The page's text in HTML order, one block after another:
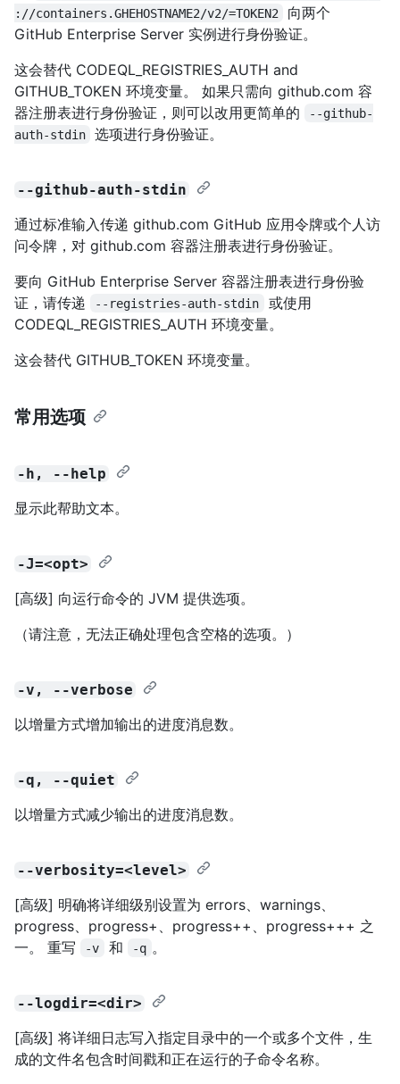
://containers.GHEHOSTNAME2/v2/=TOKEN2
向两个
GitHub Enterprise Server 实例进行身份验证。
这会替代 CODEQL_REGISTRIES_AUTH and
GITHUB_TOKEN 环境变量。 如果只需向 github.com 容
器注册表进行身份验证，则可以改用更简单的
--github-
auth-stdin
选项进行身份验证。
--github-auth-stdin
通过标准输入传递 github.com GitHub 应用令牌或个人访
问令牌，对 github.com 容器注册表进行身份验证。
要向 GitHub Enterprise Server 容器注册表进行身份验
证，请传递
--registries-auth-stdin
或使用
CODEQL_REGISTRIES_AUTH 环境变量。
这会替代 GITHUB_TOKEN 环境变量。
常用选项
-h, --help
显示此帮助文本。
-J=<opt>
[高级] 向运行命令的 JVM 提供选项。
（请注意，无法正确处理包含空格的选项。）
-v, --verbose
以增量方式增加输出的进度消息数。
-q, --quiet
以增量方式减少输出的进度消息数。
--verbosity=<level>
[高级] 明确将详细级别设置为 errors、warnings、
progress、progress+、progress++、progress+++ 之
一。 重写
-v 和 -q 。
--logdir=<dir>
[高级] 将详细日志写入指定目录中的一个或多个文件，生
成的文件名包含时间戳和正在运行的子命令名称。